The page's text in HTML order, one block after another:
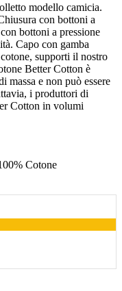
modello camicia.
con bottoni a
bottoni a pressione
Capo con gamba
supporti il nostro
Better Cotton è
massa e non può essere
i produttori di
Cotton in volumi
Cotone